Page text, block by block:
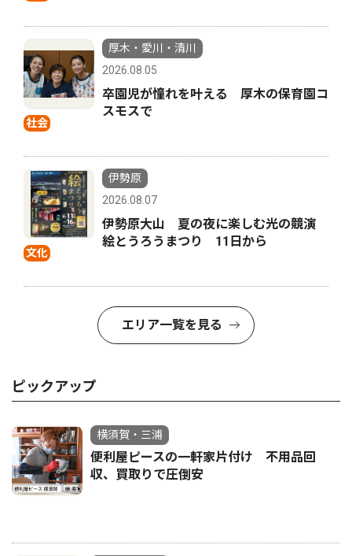
社会
厚木・愛川・清川
2026.08.05
卒園児が憧れを叶える 厚木の保育園コ
スモスで
文化
伊勢原
2026.08.07
伊勢原大山 夏の夜に楽しむ光の競演
絵とうろうまつり 11日から
エリア一覧を見る
ピックアップ
横須賀・三浦
便利屋ピースの一軒家片付け 不用品回
収、買取りで圧倒安